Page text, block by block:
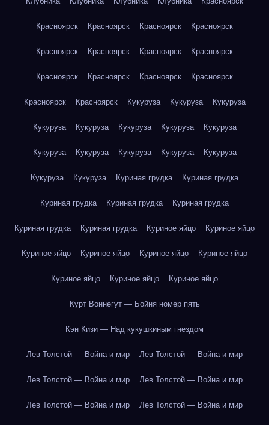
Красноярск Красноярск Красноярск Красноярск
Красноярск Красноярск Красноярск Красноярск
Красноярск Красноярск Красноярск Красноярск
Красноярск Красноярск Кукуруза Кукуруза Кукуруза
Кукуруза Кукуруза Кукуруза Кукуруза Кукуруза
Кукуруза Кукуруза Кукуруза Кукуруза Кукуруза
Кукуруза Кукуруза Куриная грудка Куриная грудка
Куриная грудка Куриная грудка Куриная грудка
Куриная грудка Куриная грудка Куриное яйцо Куриное яйцо
Куриное яйцо Куриное яйцо Куриное яйцо Куриное яйцо
Куриное яйцо Куриное яйцо Куриное яйцо
Курт Воннегут — Бойня номер пять
Кэн Кизи — Над кукушкиным гнездом
Лев Толстой — Война и мир Лев Толстой — Война и мир
Лев Толстой — Война и мир Лев Толстой — Война и мир
Лев Толстой — Война и мир Лев Толстой — Война и мир